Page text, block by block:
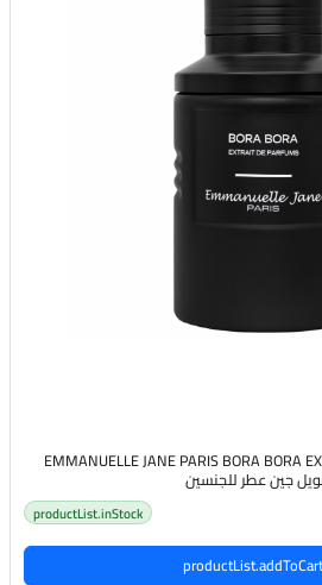
EMMANUELLE JANE PARIS BORA BORA
جين عطر للجنسين
productList.inStock